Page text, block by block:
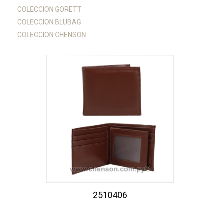
COLECCION GORETT
COLECCION BLUBAG
COLECCION CHENSON
2510406